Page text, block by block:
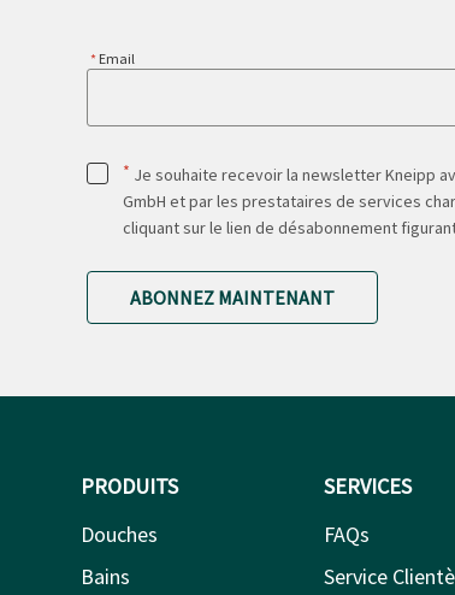
Email
* Je souhaite recevoir la newsletter Kneipp
GmbH et par les prestataires de services
cliquant sur le lien de désabonnement
ABONNEZ MAINTENANT
PRODUITS
Douches
Bains
SERVICES
FAQs
Service